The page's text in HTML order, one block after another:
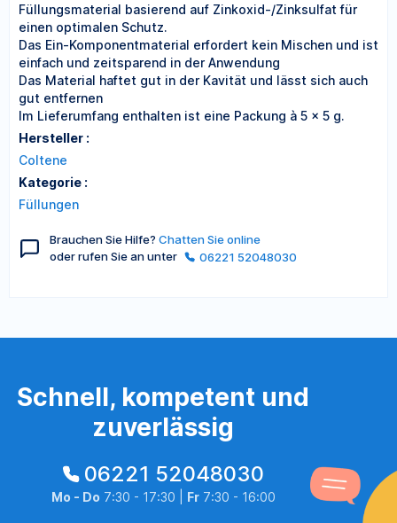
Füllungsmaterial basierend auf Zinkoxid-/Zinksulfat für
einen optimalen Schutz.
Das Ein-Komponentmaterial erfordert kein Mischen und ist
einfach und zeitsparend in der Anwendung
Das Material haftet gut in der Kavität und lässt sich auch
gut entfernen
Im Lieferumfang enthalten ist eine Packung à 5 × 5 g.
Hersteller :
Coltene
Kategorie :
Füllungen
Brauchen Sie Hilfe? Chatten Sie online
oder rufen Sie an unter
06221 52048030
Schnell, kompetent und
zuverlässig
06221 52048030
Mo - Do 7:30 - 17:30 | Fr7:30 - 16:00